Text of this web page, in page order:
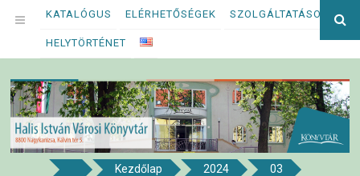
Megszakítás
OPEN
MENU
KATALÓGUS ELÉRHETŐSÉGEK SZOLGÁLTATÁSOK
HELYTÖRTÉNET
Kezdőlap 2024
03